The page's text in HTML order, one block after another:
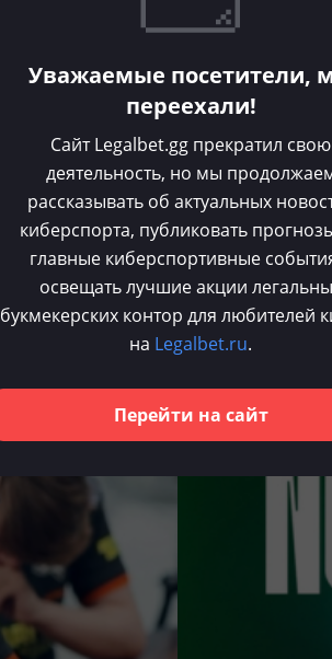
Владислав
Окт 23, 2024
Astini
Dota 2
Уважаемые посетители,
переехали!
Сайт Legalbet.gg прекратил свою
деятельность, но мы
рассказывать об актуальных
киберспорта, публиковать
главные киберспортивные
освещать лучшие акции
букмекерских контор для любителей
на Legalbet.ru.
Перейти на сайт